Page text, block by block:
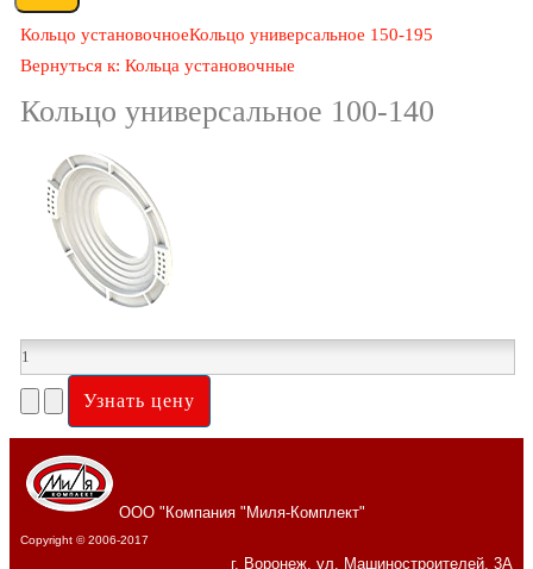
Кольцо установочноеКольцо универсальное 150-195
Вернуться к: Кольца установочные
Кольцо универсальное 100-140
ООО "Компания "Миля-Комплект"
Copyright © 2006-2017
г. Воронеж, ул. Машиностроителей, 3А